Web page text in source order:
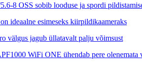
8 OSS sobib looduse ja spordi
ideaalne esimeseks kiirpildikaameraks
välgus jagub üllatavalt palju võimsust
WiFi ONE ühendab pere olenemata